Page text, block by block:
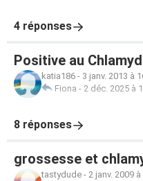
4 réponses
Positive au
katia186 - 3 janv. 2013 à
Fiona - 2 déc. 2025 à
8 réponses
grossesse et
tastydude - 2 janv. 2009 à